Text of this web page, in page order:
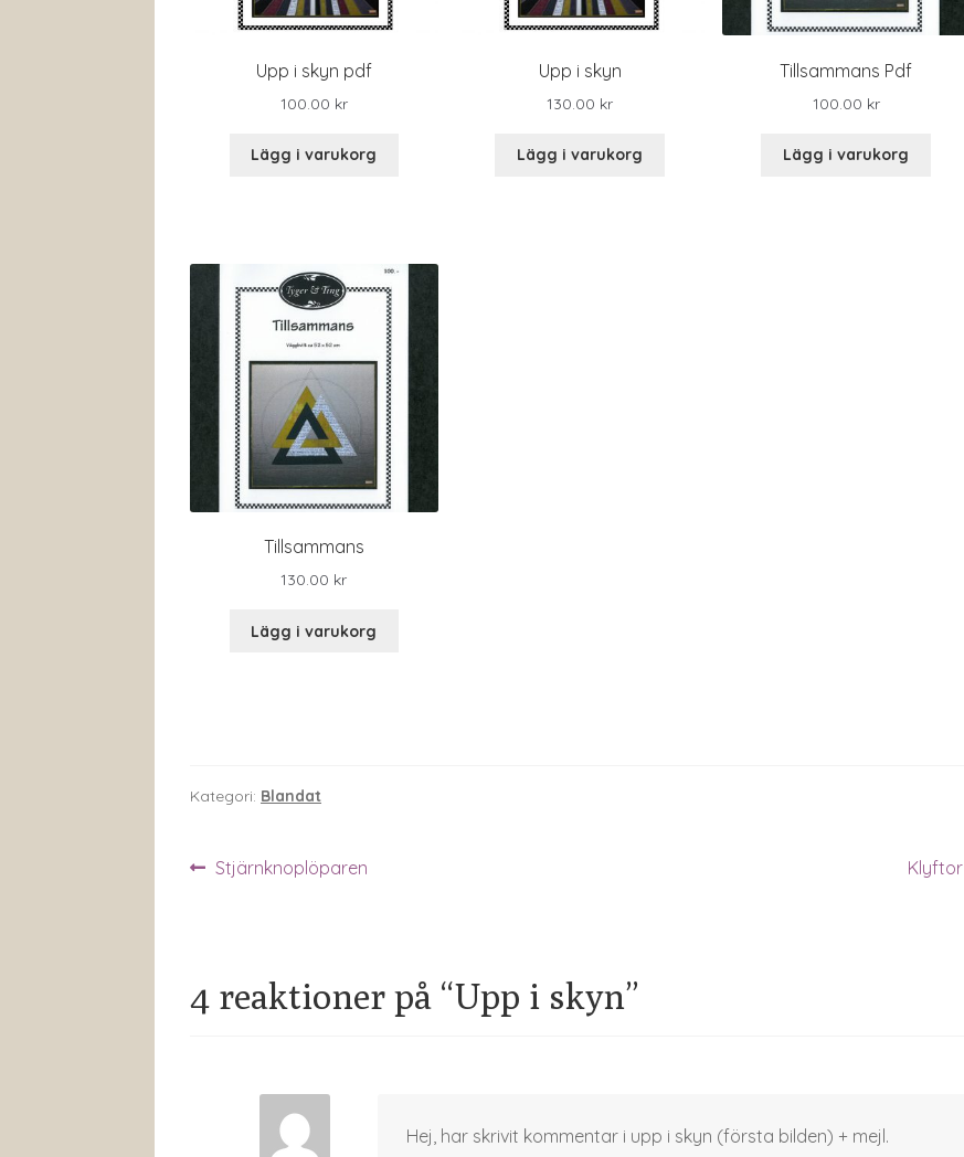
Upp i skyn pdf
100.00 kr
Lägg i varukorg
Upp i skyn
130.00 kr
Lägg i varukorg
Tillsammans Pdf
100.00 kr
Lägg i varukorg
Tillsammans
130.00 kr
Lägg i varukorg
Kategori: Blandat
Inläggsnavigering
Föregående
Stjärnknoplöparen
Nästa
Klyftor
4 reaktioner på “Upp i skyn”
Hej, har skrivit kommentar i upp i skyn (första bilden) + mejl.